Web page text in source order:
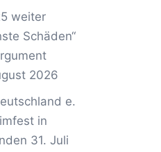
weiter
Schäden“
2026
e.
in
31. Juli